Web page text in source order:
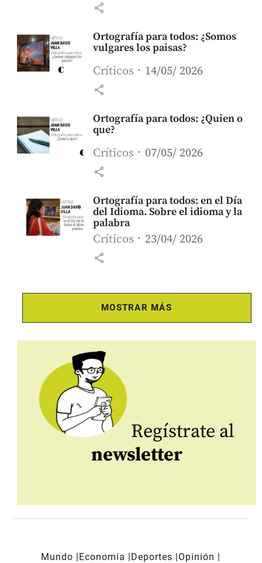
share
Ortografía para todos: ¿Somos
vulgares los paisas?
Críticos 14/05/ 2026
share
Ortografía para todos: ¿Quien o
que?
Críticos 07/05/ 2026
share
Ortografía para todos: en el Día
del Idioma. Sobre el idioma y la
palabra
Críticos 23/04/ 2026
share
MOSTRAR MÁS
Regístrate al
newsletter
Mundo Economía Deportes
Opinión